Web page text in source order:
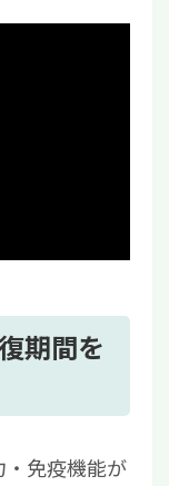
期間を
・免疫機能が